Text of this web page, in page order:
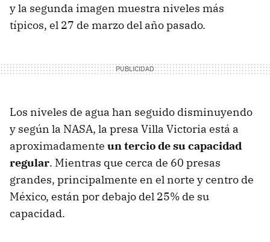
y la segunda imagen muestra niveles más
típicos, el 27 de marzo del año pasado.
Los niveles de agua han seguido disminuyendo
y según la NASA, la presa Villa Victoria está a
aproximadamente un tercio de su capacidad
regular. Mientras que cerca de 60 presas
grandes, principalmente en el norte y centro de
México, están por debajo del 25% de su
capacidad.